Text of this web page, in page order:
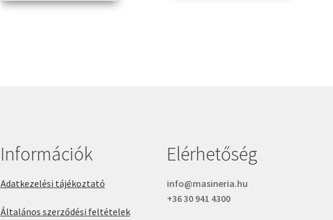
Információk
Adatkezelési tájékoztató
Általános szerződési feltételek
Elérhetőség
info@masineria.hu
+36 30 941 4300